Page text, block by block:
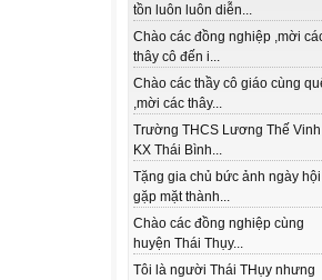
tồn luôn luôn diễn...
Chào các đồng nghiệp ,mời
thây cô đến i...
Chào các thầy cô giáo cùng
,mời các thây...
Trường THCS Lương Thế Vinh
KX Thái Bình...
Tặng gia chủ bức ảnh ngày hội
gặp mặt thành...
Chào các đồng nghiệp cùng
huyện Thái Thụy...
Tôi là người Thái THụy nhưng